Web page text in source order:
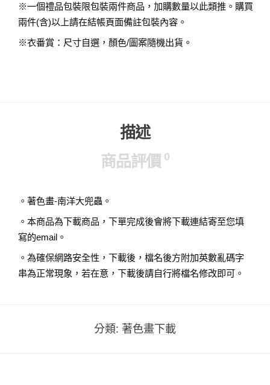
※一個禮品包裝限包裝兩件商品，加購數量以此類推。購買
兩件(含)以上請在結帳頁面備註包裝內容。
※衣番賞：尺寸自選，顏色/圖案隨機出貨。
描述
商品評價 0
。著色畫-南洋大兜蟲。
。本商品為下載商品，下單完成後會將下載連結寄至您填
寫的email。
。為確保網路安全性，下載後，檔名後方附加英數亂碼字
串為正常現象，若在意，下載後請自行將檔名修改即可。
分類: 著色畫下載